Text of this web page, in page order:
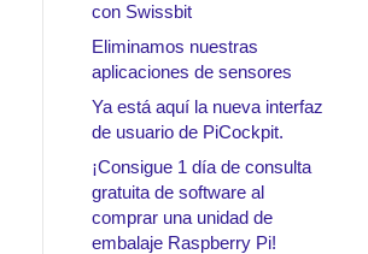
con Swissbit
Eliminamos nuestras
aplicaciones de sensores
Ya está aquí la nueva interfaz
de usuario de PiCockpit.
¡Consigue 1 día de consulta
gratuita de software al
comprar una unidad de
embalaje Raspberry Pi!